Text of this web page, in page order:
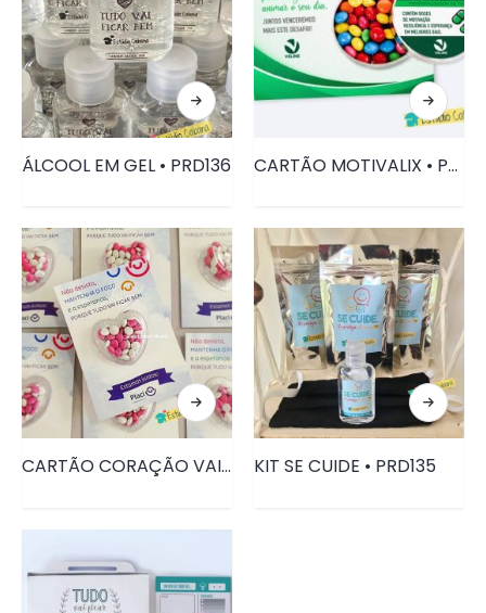
ÁLCOOL EM GEL • PRD136 CARTÃO MOTIVALIX • PRD142
CARTÃO CORAÇÃO VAI FICAR TUDO BEM • PRD137 KIT SE CUIDE • PRD135